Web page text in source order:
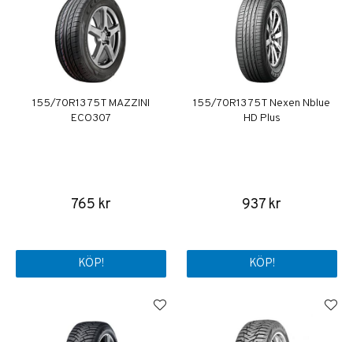
155/70R13 75T MAZZINI
ECO307
765 kr
KÖP!
155/70R13 75T Nexen Nblue
HD Plus
937 kr
KÖP!